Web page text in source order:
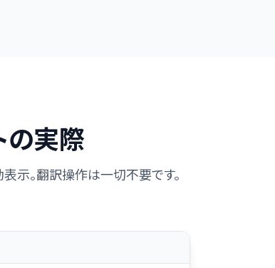
の実際
示。翻訳操作は一切不要です。